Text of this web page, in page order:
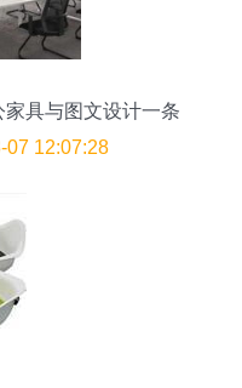
家具与图文设计一条
07 12:07:28